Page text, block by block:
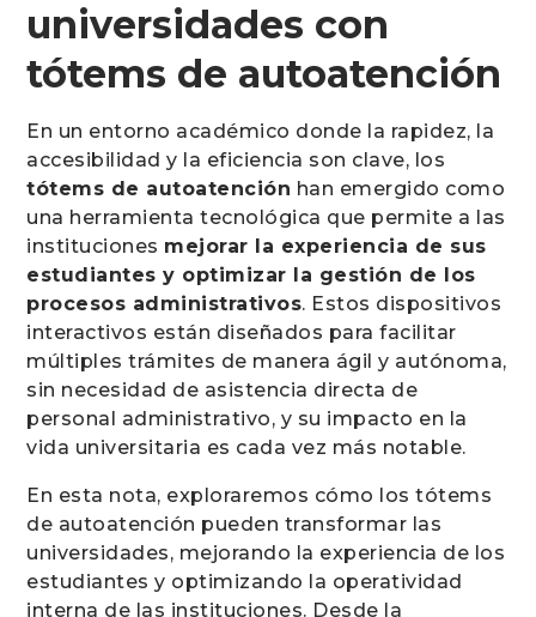
universidades con
tótems de autoatención
En un entorno académico donde la rapidez, la
accesibilidad y la eficiencia son clave, los
tótems de autoatención han emergido como
una herramienta tecnológica que permite a las
instituciones mejorar la experiencia de sus
estudiantes y optimizar la gestión de los
procesos administrativos. Estos dispositivos
interactivos están diseñados para facilitar
múltiples trámites de manera ágil y autónoma,
sin necesidad de asistencia directa de
personal administrativo, y su impacto en la
vida universitaria es cada vez más notable.
En esta nota, exploraremos cómo los tótems
de autoatención pueden transformar las
universidades, mejorando la experiencia de los
estudiantes y optimizando la operatividad
interna de las instituciones. Desde la